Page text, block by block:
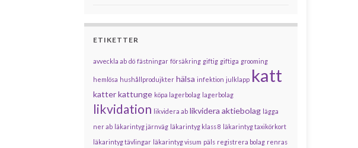
ETIKETTER
avveckla ab dö fästningar försäkring giftig giftiga grooming
hemlösa hushållprodujkter hälsa infektion julklapp katt
katterkattunge köpa lagerbolag lagerbolag
likvidation likvidera ab likvidera aktiebolag lägga
ner ab läkarintyg järnväg läkarintyg klass 8 läkarintyg taxikörkort
läkarintyg tävlingar läkarintyg visum päls registrera bolag renras